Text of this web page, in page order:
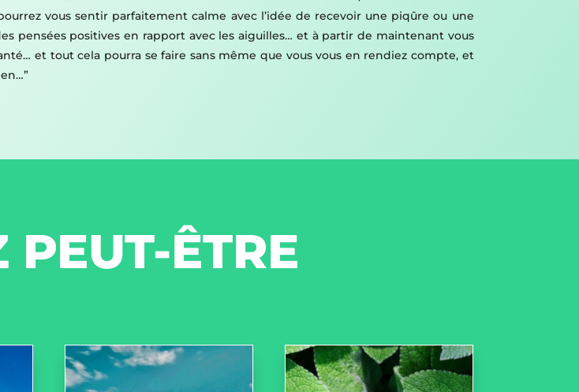
vous sentir parfaitement calme avec l’idée de recevoir une piqûre ou une
pensées positives en rapport avec les aiguilles… et à partir de maintenant vous
et tout cela pourra se faire sans même que vous vous en rendiez compte, et
ÊTRE